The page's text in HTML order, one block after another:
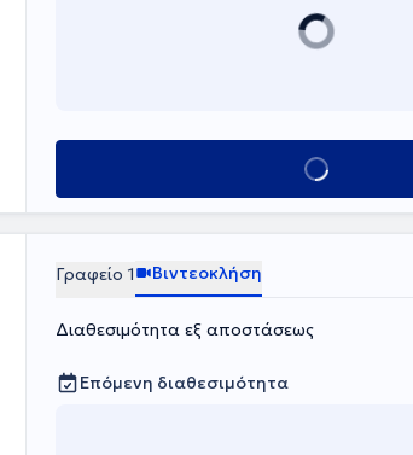
Κλείσε ραντεβού
Γραφείο 1 Βιντεοκλήση
Διαθεσιμότητα εξ αποστάσεως
Επόμενη διαθεσιμότητα